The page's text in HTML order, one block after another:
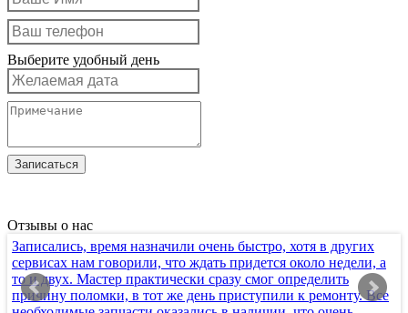
Выберите удобный день
Отзывы о нас
Записались, время назначили очень быстро, хотя в других
сервисах нам говорили, что ждать придется около недели, а
то и двух. Мастер практически сразу смог определить
причину поломки, в тот же день приступили к ремонту. Все